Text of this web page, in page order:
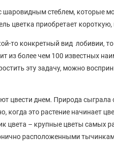
шаровидным стеблем, которые
цветка приобретает
то конкретный вид лобивии,
из более чем 100 известных
эту задачу, можно
цвести днем. Природа сыграла
когда это растение начинает
цвета – крупные цветы самых
расположенными